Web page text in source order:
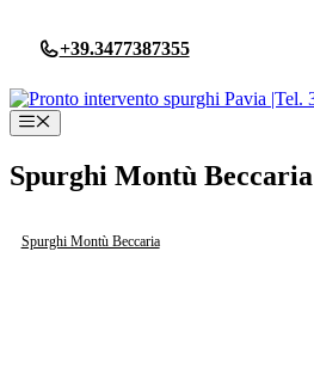
contenuto
+39.3477387355
Menu
Spurghi Montù Beccaria
Spurghi Montù Beccaria